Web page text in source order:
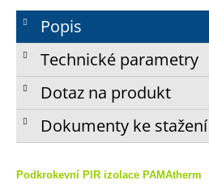
Popis
Technické parametry
Dotaz na produkt
Dokumenty ke stažení
Podkrokevní PIR izolace PAMAtherm